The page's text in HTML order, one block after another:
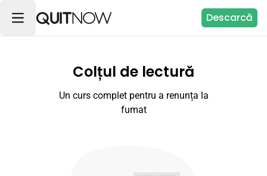
Descarcă
Colțul de lectură
Un curs complet pentru a renunța la
fumat